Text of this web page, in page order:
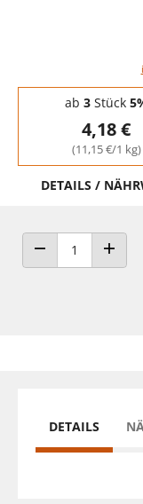
Staffelpreise -
ab 3Stück
4,18 €
(11,15 €/1 kg)
DETAILS /
ANZAHL VERRINGERN
DETAILS